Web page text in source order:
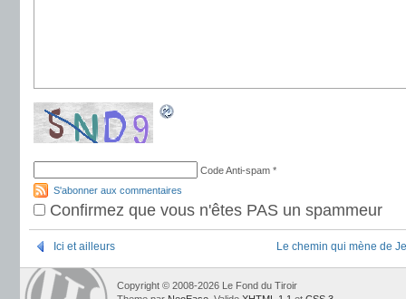
Code Anti-spam *
S'abonner aux commentaires
Confirmez que vous n'êtes PAS un spammeur
Ici et ailleurs Le chemin qui mène de
Copyright © 2008-2026 Le Fond du Tiroir